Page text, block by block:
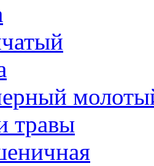
травы